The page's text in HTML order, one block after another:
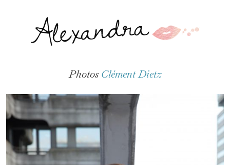
PhotosClément Dietz